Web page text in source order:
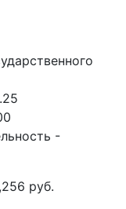
-
руб.